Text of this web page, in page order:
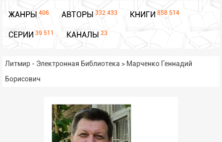
ЖАНРЫ 406 АВТОРЫ 332 433 КНИГИ 858 514
СЕРИИ 39 511 КАНАЛЫ 23
Литмир - Электронная Библиотека > Марченко Геннадий
Борисович